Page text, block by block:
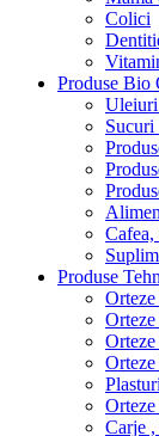
Colici
Produse Bio
Produse
Carje